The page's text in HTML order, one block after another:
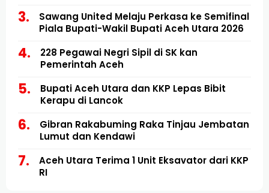
Sawang United Melaju Perkasa ke Semifinal
Piala Bupati-Wakil Bupati Aceh Utara 2026
228 Pegawai Negri Sipil di SK kan
Pemerintah Aceh
Bupati Aceh Utara dan KKP Lepas Bibit
Kerapu di Lancok
Gibran Rakabuming Raka Tinjau Jembatan
Lumut dan Kendawi
Aceh Utara Terima 1 Unit Eksavator dari KKP
RI